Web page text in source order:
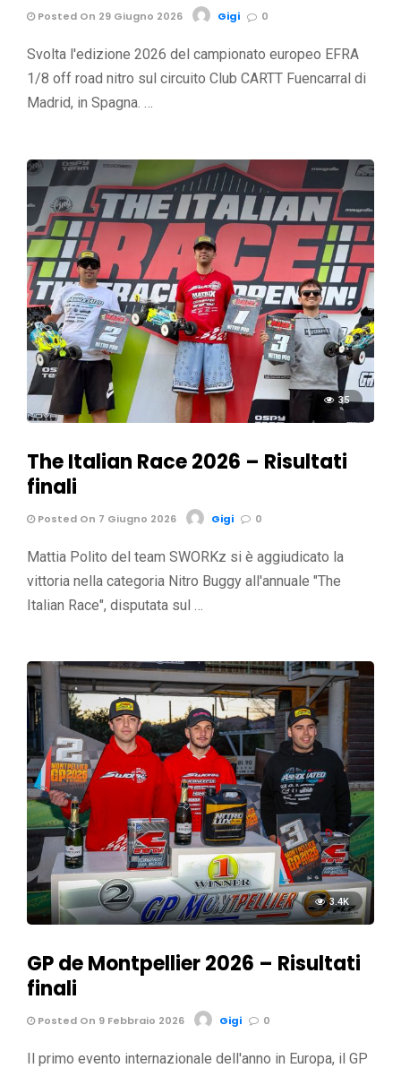
Posted On 29 Giugno 2026 Gigi 0
Svolta l'edizione 2026 del campionato europeo EFRA
1/8 off road nitro sul circuito Club CARTT Fuencarral di
Madrid, in Spagna. …
35
The Italian Race 2026 – Risultati
finali
Posted On 7 Giugno 2026 Gigi 0
Mattia Polito del team SWORKz si è aggiudicato la
vittoria nella categoria Nitro Buggy all'annuale "The
Italian Race", disputata sul …
3.4K
GP de Montpellier 2026 – Risultati
finali
Posted On 9 Febbraio 2026 Gigi 0
Il primo evento internazionale dell'anno in Europa, il GP